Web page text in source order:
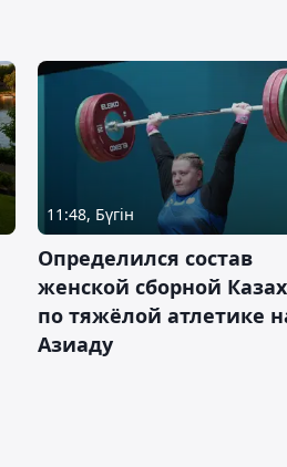
11:48, Бүгін
Определился состав
женской сборной
по тяжёлой атлетике
Азиаду